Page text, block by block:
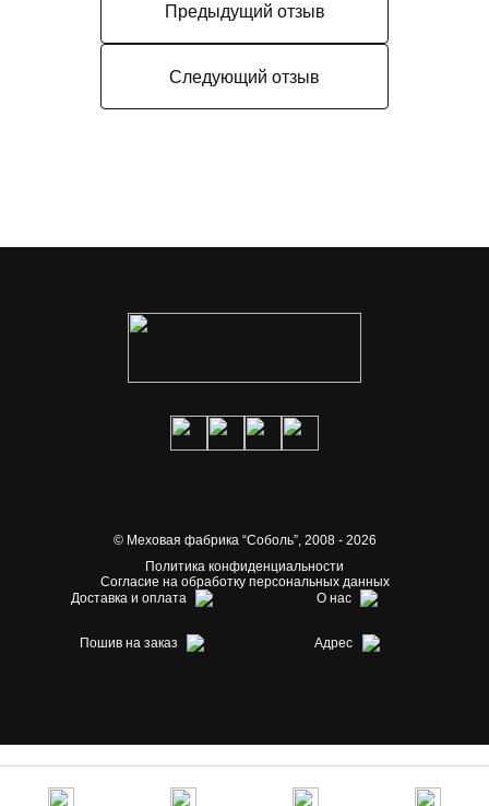
Предыдущий отзыв
Следующий отзыв
© Меховая фабрика “Соболь”,2008 - 2026
Политика конфиденциальности
Согласие на обработку персональных данных
Доставка и оплата
О нас
Пошив на заказ Адрес